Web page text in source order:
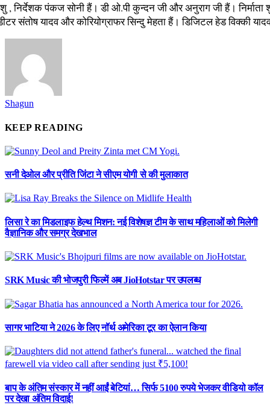
, निर्देशक पंकज सोनी हैं। डी ओ.पी कुन्दन जी और अनुराग जी हैं। निर्माता
संतोष यादव और कोरियोग्राफर सिन्दु मेहता हैं। डिजिटल हेड विक्की
Shagun
KEEP READING
सनी देओल और प्रीति जिंटा ने सीएम योगी से की मुलाकात
लिसा रे का मिडलाइफ हेल्थ मिशन: नई विशेषज्ञ टीम के साथ महिलाओं को मिलेगी
वैज्ञानिक और समग्र देखभाल
SRK Music की भोजपुरी फिल्में अब JioHotstar पर उपलब्ध
सागर भाटिया ने 2026 के लिए नॉर्थ अमेरिका टूर का ऐलान किया
बाप के अंतिम संस्कार में नहीं आईं बेटियां… सिर्फ 5100 रुपये भेजकर वीडियो कॉल
पर देखा अंतिम विदाई!